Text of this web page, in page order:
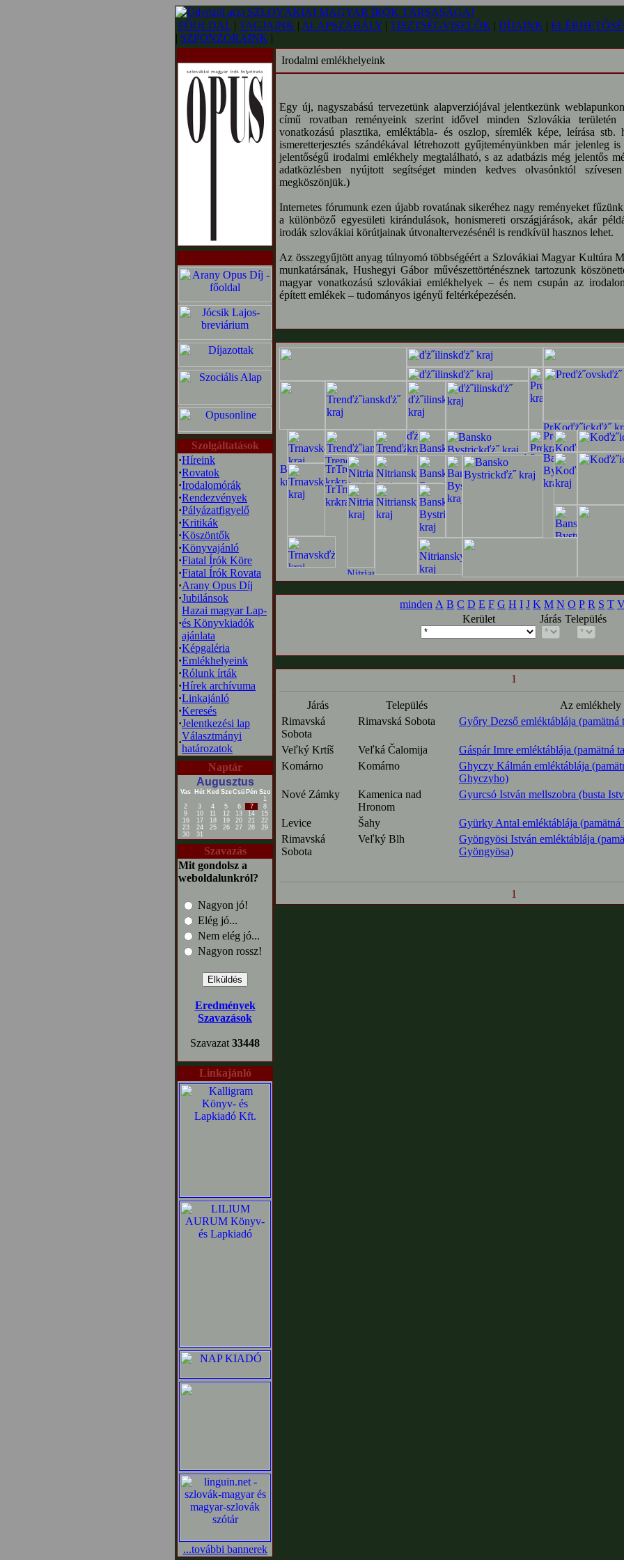
FŐOLDAL | TAGJAINK | ALAPSZABÁLY | TISZTSÉGVISELŐK | DÍJAINK |
| SZPONZORAINK |
Szolgáltatások
·Híreink
·Rovatok
·Irodalomórák
·Rendezvények
·Pályázatfigyelő
·Kritikák
·Köszöntők
·Könyvajánló
·Fiatal Írók Köre
·Fiatal Írók Rovata
·Arany Opus Díj
·Jubilánsok
·
Hazai magyar Lap-
és Könyvkiadók
ajánlata
·Képgaléria
·Emlékhelyeink
·Rólunk írták
·Hírek archívuma
·Linkajánló
·Keresés
·Jelentkezési lap
·
Választmányi
határozatok
Naptár
Augusztus
Vas Hét Ked SzeCsü Pén Szo
1
2
3 4 5 6 7
8
9
10 11 12 13 14
15
16
17 18 19 20 21
22
23
24 25 26 27 28
29
30
31
Szavazás
Mit gondolsz a
weboldalunkról?
Nagyon jó!
Elég jó...
Nem elég jó...
Nagyon rossz!
Eredmények
Szavazások
Szavazat 33448
Linkajánló
...további bannerek
Irodalmi emlékhelyeink
Egy új, nagyszabású tervezetünk alapverziójával jelentkezünk
című rovatban reményeink szerint idővel minden Szlovákia területén
vonatkozású plasztika, emléktábla- és oszlop, síremlék képe, leírása stb.
ismeretterjesztés szándékával létrehozott gyűjteményünkben már jelenleg
jelentőségű irodalmi emlékhely megtalálható, s az adatbázis még jelentős
adatközlésben nyújtott segítséget minden kedves olvasónktól
megköszönjük.)
Internetes fórumunk ezen újabb rovatának sikeréhez nagy reményeket
a különböző egyesületi kirándulások, honismereti országjárások, akár
irodák szlovákiai körútjainak útvonaltervezésénél is rendkívül hasznos lehet.
Az összegyűjtött anyag túlnyomó többségéért a Szlovákiai Magyar Kultúra
munkatársának, Hushegyi Gábor művészettörténésznek tartozunk
magyar vonatkozású szlovákiai emlékhelyek – és nem csupán az
épített emlékek – tudományos igényű feltérképezésén.
minden A B C D E F G H I J K M N O P R S T
Kerület
Járás Település
1
Járás Település
Az emlékhely
Rimavská
Sobota
Rimavská Sobota Győry Dezső emléktáblája
Veľký Krtíš Veľká Čalomija
Gáspár Imre emléktáblája (pamätná
Komárno
Komárno
Ghyczy Kálmán emléktáblája
Ghyczyho)
Nové Zámky
Kamenica nad
Hronom
Gyurcsó István mellszobra (busta
Levice Šahy
Gyürky Antal emléktáblája
Rimavská
Sobota
Veľký Blh
Gyöngyösi István emléktáblája
Gyöngyösa)
1